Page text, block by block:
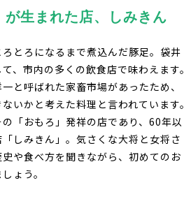
が生まれた店、しみきん
ろとろになるまで煮込んだ豚足。袋井
、市内の多くの飲食店で味わえます。
と呼ばれた家畜市場があったため、
いかと考えた料理と言われています。
「おもろ」発祥の店であり、60年以
しみきん」。気さくな大将と女将さ
や食べ方を聞きながら、初めてのお
ょう。